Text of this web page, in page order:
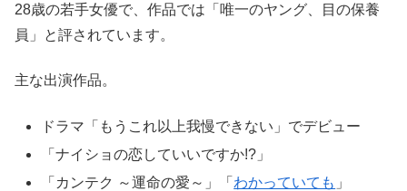
28歳の若手女優で、作品では「唯一のヤング、目の保養
員」と評されています。
主な出演作品。
ドラマ「もうこれ以上我慢できない」でデビュー
「ナイショの恋していいですか!?」
「カンテク ～運命の愛～」「 わかっていても 」